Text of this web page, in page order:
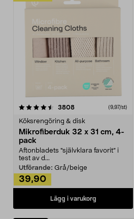
3808recensioner (9,97/st)
Köksrengöring & disk
Mikrofiberduk 32 x 31 cm, 4-
pack
Aftonbladets "självklara favorit” i
test av d...
Utförande: Grå/beige
39,90
Lägg i varukorg
4.0av 5 stjärnor